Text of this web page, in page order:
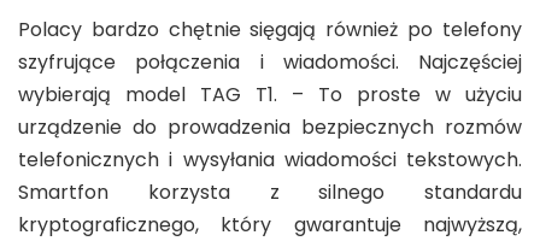
Polacy bardzo chętnie sięgają również po telefony
szyfrujące połączenia i wiadomości. Najczęściej
wybierają model TAG T1. – To proste w użyciu
urządzenie do prowadzenia bezpiecznych rozmów
telefonicznych i wysyłania wiadomości tekstowych.
Smartfon korzysta z silnego standardu
kryptograficznego, który gwarantuje najwyższą,